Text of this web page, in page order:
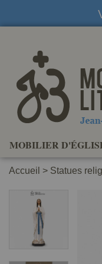
MOBILIER
Accueil > Statues